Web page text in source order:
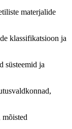
materjalide
klassifikatsioon ja
süsteemid ja